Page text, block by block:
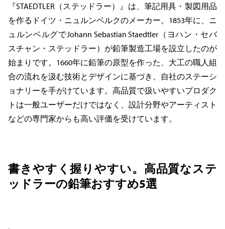
『STAEDTLER（ステッドラー）』は、筆記用具・製図用品
を作るドイツ・ニュルンベルクのメーカー。1853年に、ニ
ュルンベルグでJohann Sebastian Staedtler（ヨハン・セバ
スチャン・ステッドラー）が鉛筆製造工場を設立したのが
始まりです。1660年に鉛筆の原型を作った、大工の職人組
合の流れを汲む技術とデザインに基づき、自社のステーシ
ョナリーを手がけています。高品質で扱いやすいプロダク
トは一般ユーザーだけではなく、設計分野やアーティスト
などの専門家からも高い評価を受けています。
書きやすく握りやすい。高品質なステ
ッドラーの鉛筆おすすめ5選